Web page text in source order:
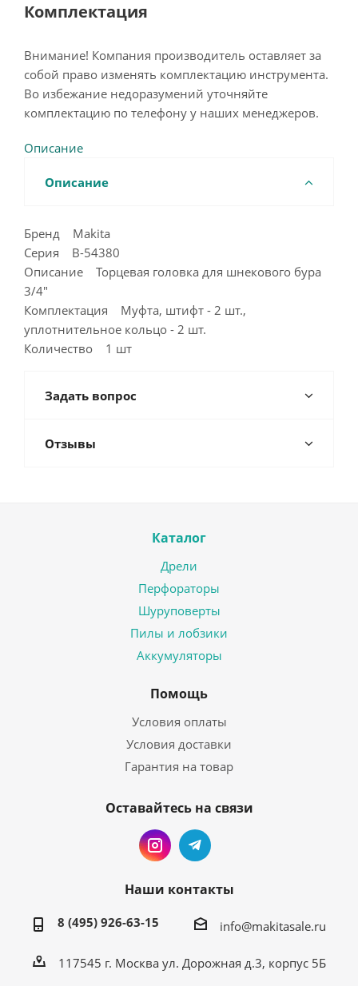
Комплектация
Внимание! Компания производитель оставляет за
собой право изменять комплектацию инструмента.
Во избежание недоразумений уточняйте
комплектацию по телефону у наших менеджеров.
Описание
Описание
Бренд Makita
Серия B-54380
Описание Торцевая головка для шнекового бура
3/4"
Комплектация Муфта, штифт - 2 шт.,
уплотнительное кольцо - 2 шт.
Количество 1 шт
Задать вопрос
Отзывы
Каталог
Дрели
Перфораторы
Шуруповерты
Пилы и лобзики
Аккумуляторы
Помощь
Условия оплаты
Условия доставки
Гарантия на товар
Оставайтесь на связи
Наши контакты
8 (495) 926-63-15 info@makitasale.ru
117545 г. Москва ул. Дорожная д.3, корпус 5Б